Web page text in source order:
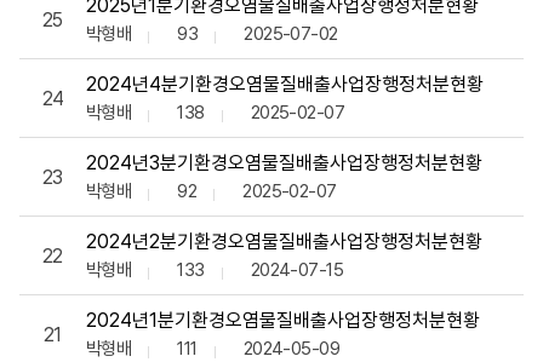
25
2025년1분기환경오염물질배출사업장행정처분현황
박형배 93 2025-07-02
24
2024년4분기환경오염물질배출사업장행정처분현황
박형배 138 2025-02-07
23
2024년3분기환경오염물질배출사업장행정처분현황
박형배 92 2025-02-07
22
2024년2분기환경오염물질배출사업장행정처분현황
박형배 133 2024-07-15
21
2024년1분기환경오염물질배출사업장행정처분현황
박형배 111 2024-05-09